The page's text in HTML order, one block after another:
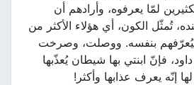
لمّا يعرفوه، وأرادهم أن
تُمثّل الكون، أي هؤلاء الأكثر من
ليُعرّفهم بنفسه. ووصلت، وصرخت
فإنّ ابنتي بها شيطان يُعذّبها
إنّه يعرف عذابها وأكثر!